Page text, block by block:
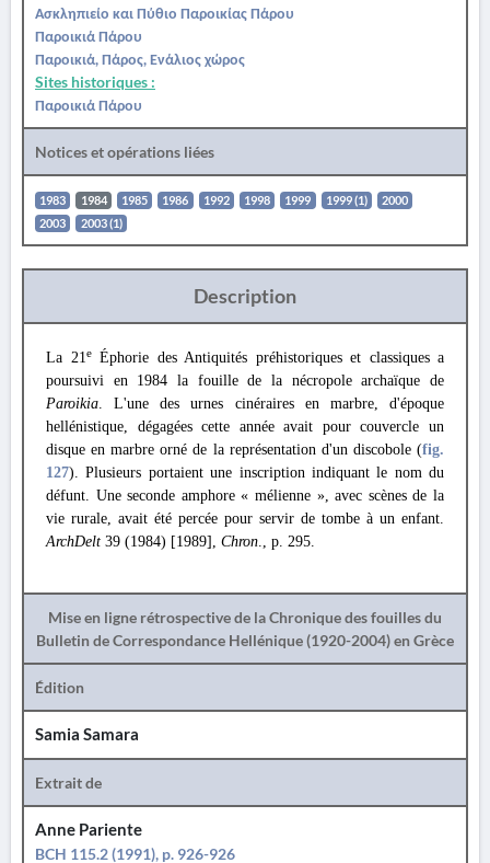
Ασκληπιείο και Πύθιο Παροικίας Πάρου
Παροικιά Πάρου
Παροικιά, Πάρος, Ενάλιος χώρος
Sites historiques :
Παροικιά Πάρου
Notices et opérations liées
1983 1984 1985 1986 1992 1998 1999 1999 (1)
2000
2003
2003 (1)
Description
La 21eÉphorie des Antiquités préhistoriques et classiques a
poursuivi en 1984 la fouille de la nécropole archaïque de
Paroikia. L'une des urnes cinéraires en marbre, d'époque
hellénistique, dégagées cette année avait pour couvercle un
disque en marbre orné de la représentation d'un discobole (fig.
127). Plusieurs portaient une inscription indiquant le nom du
défunt. Une seconde amphore « mélienne », avec scènes de la
vie rurale, avait été percée pour servir de tombe à un enfant.
ArchDelt 39 (1984) [1989], Chron., p. 295.
Mise en ligne rétrospective de la Chronique des fouilles du
Bulletin de Correspondance Hellénique (1920-2004) en Grèce
Édition
Samia Samara
Extrait de
Anne Pariente
BCH 115.2 (1991), p. 926-926